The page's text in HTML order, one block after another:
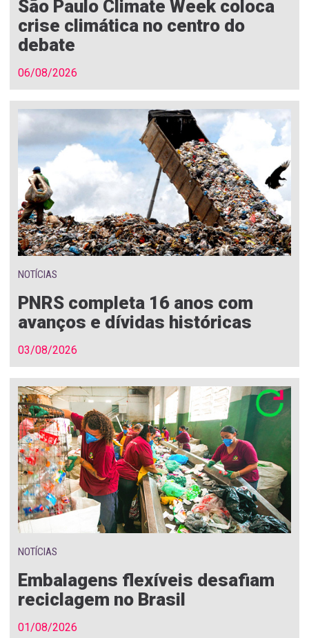
São Paulo Climate Week coloca
crise climática no centro do
debate
06/08/2026
NOTÍCIAS
PNRS completa 16 anos com
avanços e dívidas históricas
03/08/2026
NOTÍCIAS
Embalagens flexíveis desafiam
reciclagem no Brasil
01/08/2026